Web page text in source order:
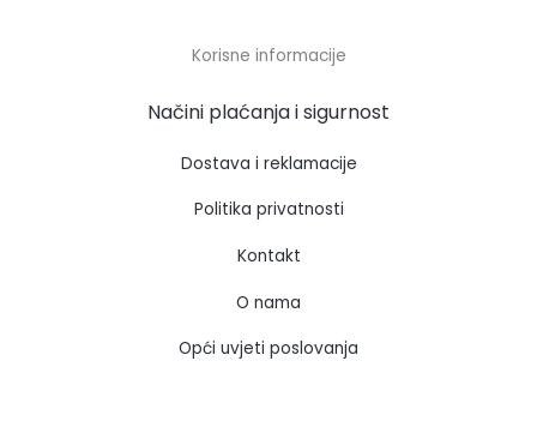
Korisne informacije
Načini plaćanja i sigurnost
Dostava i reklamacije
Politika privatnosti
Kontakt
O nama
Opći uvjeti poslovanja